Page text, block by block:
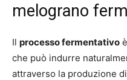
melograno
Il processo fermentativo
che può indurre
attraverso la produzione di